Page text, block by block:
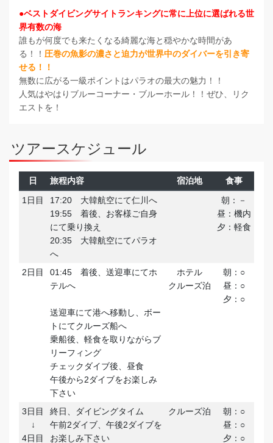
●ベストダイビングサイトランキングに常に上位に選ばれる世
界有数の海
誰もが何度でも来たくなる綺麗な海と穏やかな時間があ
る！！ 圧巻の魚影の濃さと迫力が世界中のダイバーを引き寄
せる！！
無数に広がる一級ポイントはパラオの最大の魅力！！
人気はやはりブルーコーナー・ブルーホール！！ぜひ、リク
エストを！
ツアースケジュール
日 旅程内容 宿泊地
食事
1日目
17:20 大韓航空にて仁川へ
19:55 着後、お客様ご自身
にて乗り換え
20:35 大韓航空にてパラオ
へ
朝：－
昼：機内
夕：軽食
2日目
01:45 着後、送迎車にてホ
テルへ
送迎車にて港へ移動し、ボー
トにてクルーズ船へ
乗船後、軽食を取りながらブ
リーフィング
チェックダイブ後、昼食
午後から2ダイブをお楽しみ
下さい
ホテル
クルーズ泊
朝：○
昼：○
夕：○
3日目
↓
4日目
終日、ダイビングタイム
午前2ダイブ、午後2ダイブを
お楽しみ下さい
クルーズ泊
朝：○
昼：○
夕：○